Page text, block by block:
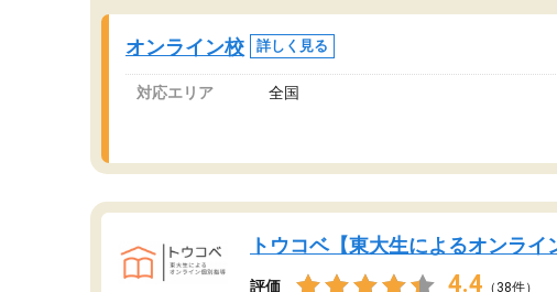
オンライン校 詳しく見る
対応エリア 全国
トウコベ【東大生によるオンライ
評価 4.4 （38件）